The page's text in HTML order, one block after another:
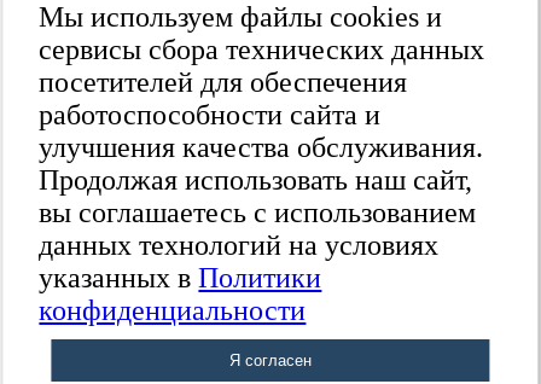
Мы используем файлы cookies и
сервисы сбора технических данных
посетителей для обеспечения
работоспособности сайта и
улучшения качества обслуживания.
Продолжая использовать наш сайт,
вы соглашаетесь с использованием
данных технологий на условиях
указанных вПолитики
конфиденциальности
Я согласен
Каталог хостелов
Как оплатить
Контакты
Наши группы
в социальных сетях
Бесплатный по России
Москва
+7 (495) 646-74-40
Петербург
+7 (812) 418-22-18